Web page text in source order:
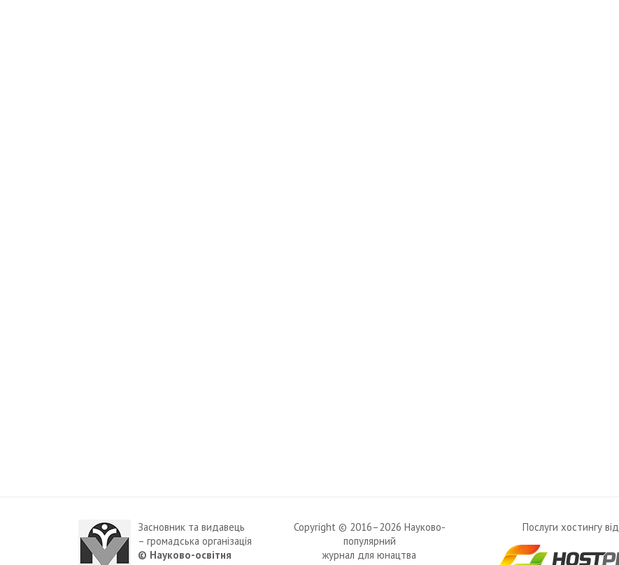
Засновник та видавець
– громадська організація
© Науково-освітня
Copyright © 2016–2026 Науково-
популярний
журнал для юнацтва
Послуги хостингу від